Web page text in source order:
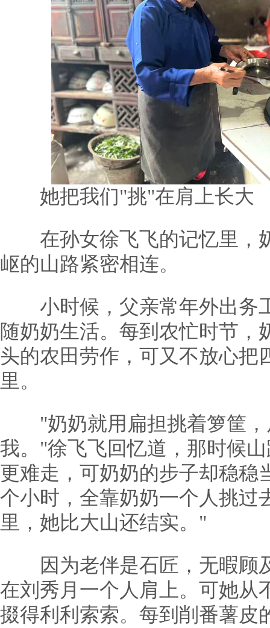
她把我们"挑"在肩上长大
在孙女徐飞飞的记忆里，
岖的山路紧密相连。
小时候，父亲常年外出务
随奶奶生活。每到农忙时节，
头的农田劳作，可又不放心把
里。
"奶奶就用扁担挑着箩筐，
我。"徐飞飞回忆道，那时候
更难走，可奶奶的步子却稳稳
个小时，全靠奶奶一个人挑过
里，她比大山还结实。"
因为老伴是石匠，无暇顾
在刘秀月一个人肩上。可她从
掇得利利索索。每到削番薯皮